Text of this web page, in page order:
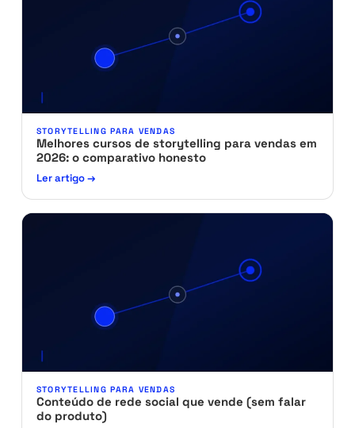
STORYTELLING PARA VENDAS
Melhores cursos de storytelling para vendas em
2026: o comparativo honesto
Ler artigo →
STORYTELLING PARA VENDAS
Conteúdo de rede social que vende (sem falar
do produto)